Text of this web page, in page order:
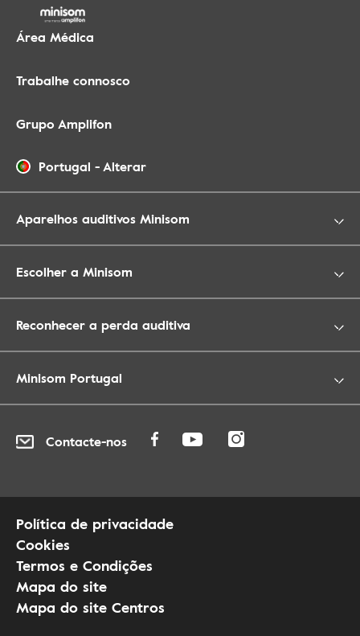
Área Médica
Trabalhe connosco
Grupo Amplifon
Portugal -Alterar
Aparelhos auditivos Minisom
Escolher a Minisom
Reconhecer a perda auditiva
Minisom Portugal
Contacte-nos
Política de privacidade
Cookies
Termos e Condições
Mapa do site
Mapa do site Centros